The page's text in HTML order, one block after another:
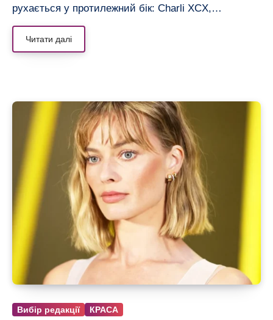
рухається у протилежний бік: Charli XCX,…
Читати далі
Вибір редакції КРАСА